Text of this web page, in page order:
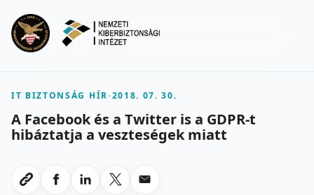
IT BIZTONSÁG HÍR-2018. 07. 30.
A Facebook és a Twitter is a GDPR-t
hibáztatja a veszteségek miatt
Link masolasa
Megosztas Facebookon
Megosztas LinkedInen
Megosztas X-en
Megosztas emailben